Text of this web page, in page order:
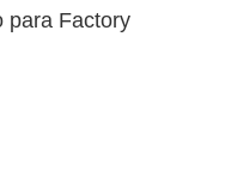
para Factory